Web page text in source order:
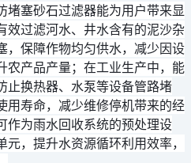
堵塞砂石过滤器能为用户带来显
效过滤河水、井水含有的泥沙杂
，保障作物均匀供水，减少因设
农产品产量；在工业生产中，能
止换热器、水泵等设备管路堵
用寿命，减少维修停机带来的经
作为雨水回收系统的预处理设
，提升水资源循环利用效率，